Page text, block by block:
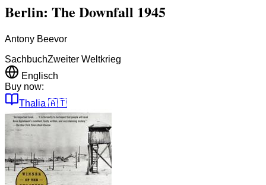
Berlin: The Downfall 1945
Antony Beevor
SachbuchZweiter Weltkrieg
Englisch
Buy now:
Thalia 🇦🇹